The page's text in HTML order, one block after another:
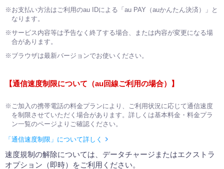
※お支払い方法はご利用のau IDによる「au PAY（auかんたん決済）」と
なります。
※サービス内容等は予告なく終了する場合、または内容が変更になる場
合があります。
※ブラウザは最新バージョンでお使いください。
【通信速度制限について（au回線ご利用の場合）】
※ご加入の携帯電話の料金プランにより、ご利用状況に応じて通信速度
を制限させていただく場合があります。詳しくは基本料金・料金プラ
ン一覧のページよりご確認ください。
「通信速度制限」について詳しく
速度規制の解除については、データチャージまたはエクストラ
オプション（即時）をご利用ください。